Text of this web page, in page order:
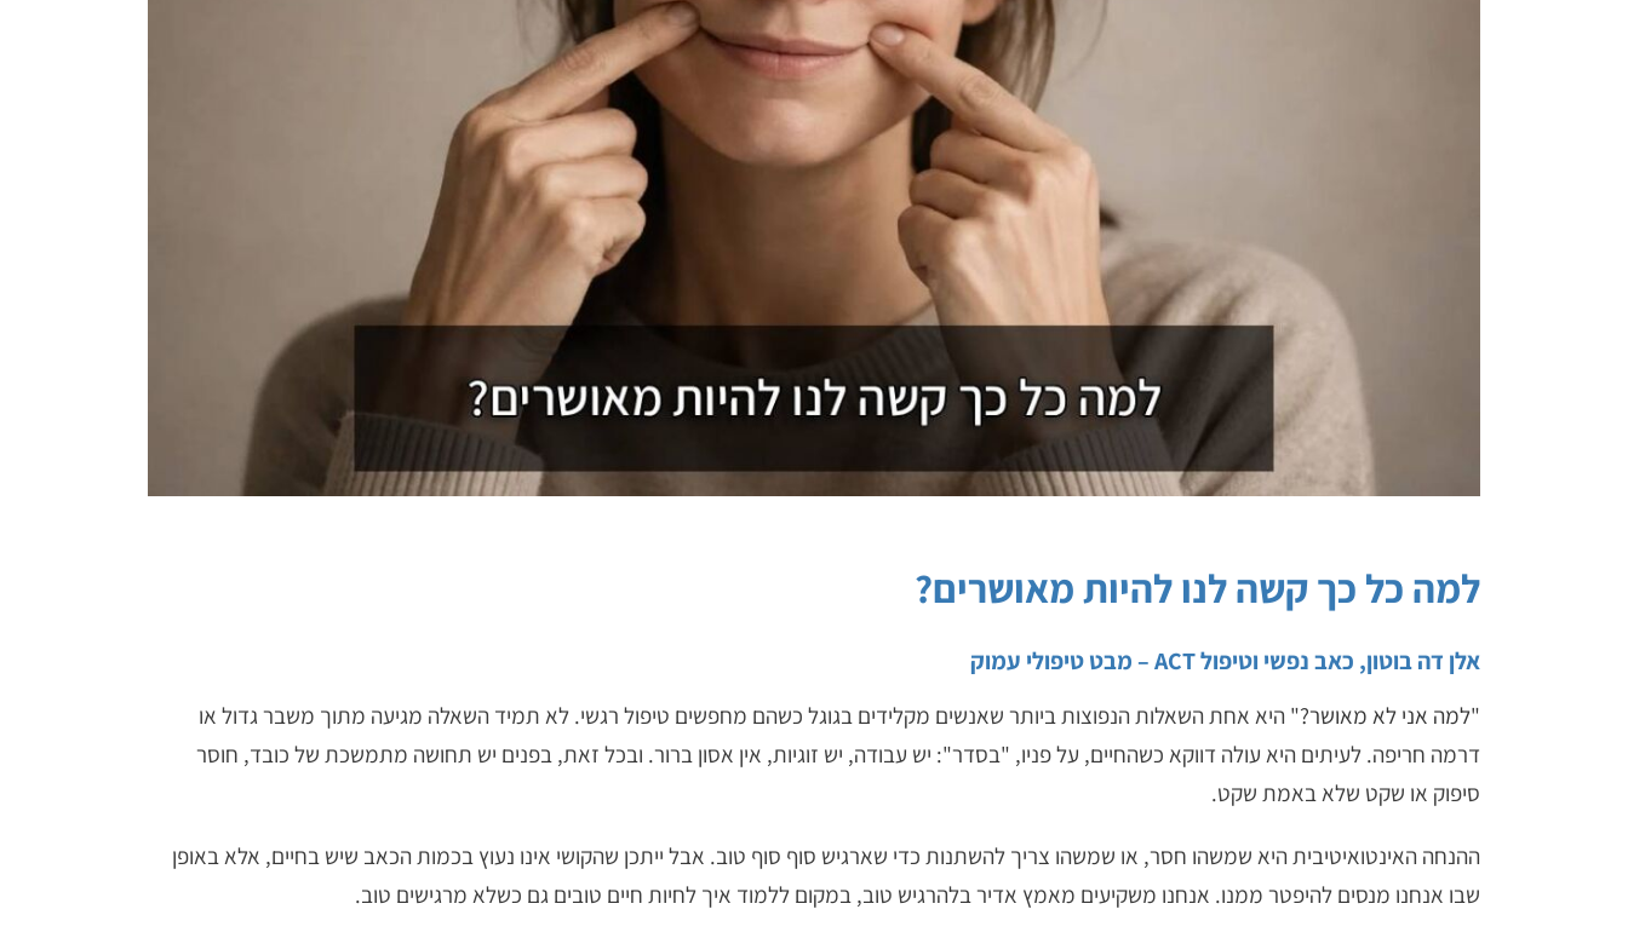
למה כל כך קשה לנו להיות מאושרים?
אלן דה בוטון, כאב נפשי וטיפול ACT – מבט טיפולי עמוק
"למה אני לא מאושר?" היא אחת השאלות הנפוצות ביותר שאנשים מקלידים בגוגל כשהם מחפשים טיפול רגשי. לא תמיד השאלה מגיעה מתוך משבר גדול או
דרמה חריפה. לעיתים היא עולה דווקא כשהחיים, על פניו, "בסדר": יש עבודה, יש זוגיות, אין אסון ברור. ובכל זאת, בפנים יש תחושה מתמשכת של כובד, חוסר
סיפוק או שקט שלא באמת שקט.
ההנחה האינטואיטיבית היא שמשהו חסר, או שמשהו צריך להשתנות כדי שארגיש סוף סוף טוב. אבל ייתכן שהקושי אינו נעוץ בכמות הכאב שיש בחיים, אלא באופן
שבו אנחנו מנסים להיפטר ממנו. אנחנו משקיעים מאמץ אדיר בלהרגיש טוב, במקום ללמוד איך לחיות חיים טובים גם כשלא מרגישים טוב.